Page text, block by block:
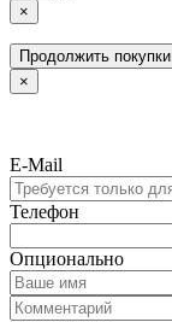
×
Продолжить покупки
×
E-Mail
Телефон
Опционально